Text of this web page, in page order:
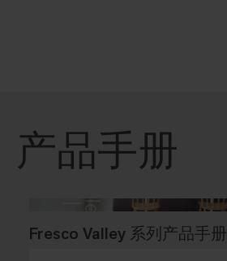
产品手册
Fresco Valley 系列产品手册